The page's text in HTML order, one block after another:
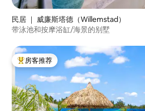
民居 ｜ 威廉斯塔德（Willemstad）
带泳池和按摩浴缸/海景的别墅
热门「房客推荐」
房客推荐